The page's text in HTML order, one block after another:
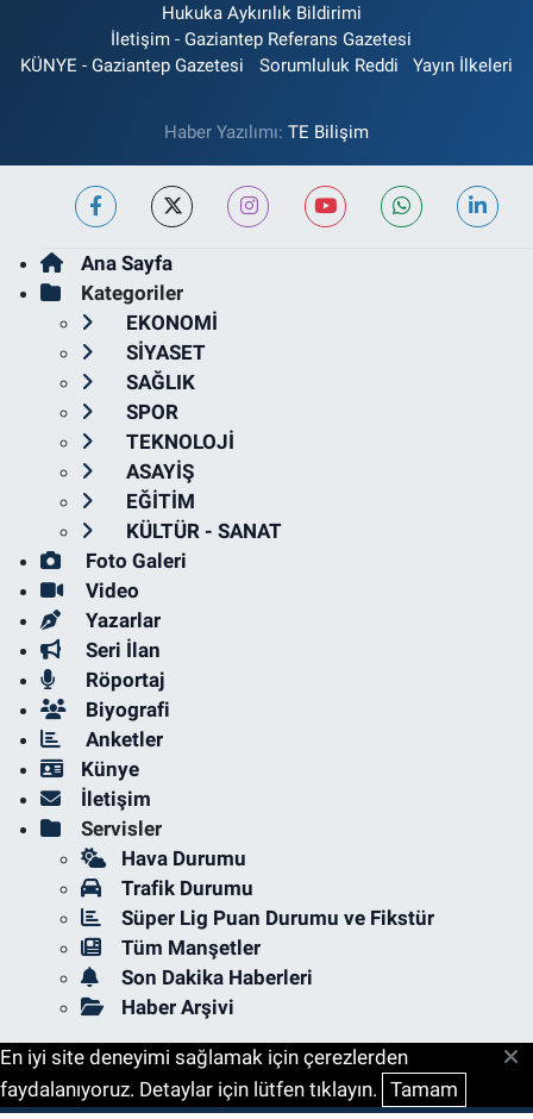
Hukuka Aykırılık Bildirimi
İletişim - Gaziantep Referans Gazetesi
KÜNYE - Gaziantep Gazetesi
Sorumluluk Reddi Yayın İlkeleri
Haber Yazılımı: TE Bilişim
Ana Sayfa
Kategoriler
EKONOMİ
SİYASET
SAĞLIK
SPOR
TEKNOLOJİ
ASAYİŞ
EĞİTİM
KÜLTÜR - SANAT
Foto Galeri
Video
Yazarlar
Seri İlan
Röportaj
Biyografi
Anketler
Künye
İletişim
Servisler
Hava Durumu
Trafik Durumu
Süper Lig Puan Durumu ve Fikstür
Tüm Manşetler
Son Dakika Haberleri
Haber Arşivi
En iyi site deneyimi sağlamak için çerezlerden
faydalanıyoruz. Detaylar için lütfen tıklayın. Tamam